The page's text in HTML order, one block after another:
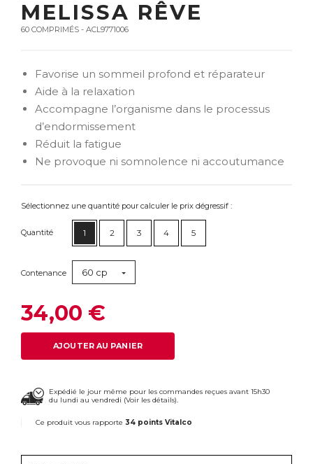
MELISSA RÊVE
60 COMPRIMÉS - ACL9771006
Favorise un sommeil profond et réparateur
Aide à la relaxation
Accompagne l’organisme dans le processus
d’endormissement
Réduit la fatigue
Ne provoque ni somnolence ni accoutumance
Sélectionnez une quantité pour calculer le prix dégressif :
Quantité 1 2 3 4 5
Contenance 60 cp
34,00 €
AJOUTER AU PANIER
Expédié le jour même pour les commandes reçues avant 15h30
du lundi au vendredi (Voir les détails).
Ce produit vous rapporte 34 points Vitalco